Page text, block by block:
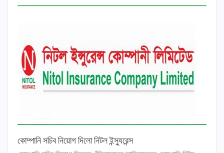
কোম্পানি সচিব নিয়োগ দিলো নিটল ইন্স্যুরেন্স